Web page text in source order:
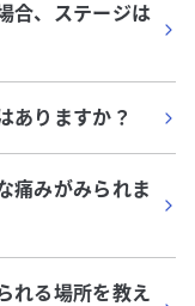
合、ステージは
ありますか？
痛みがみられま
れる場所を教え